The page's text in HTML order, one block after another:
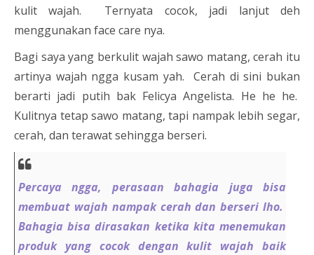
kulit wajah. Ternyata cocok, jadi lanjut deh
menggunakan face care nya.
Bagi saya yang berkulit wajah sawo matang, cerah itu
artinya wajah ngga kusam yah. Cerah di sini bukan
berarti jadi putih bak Felicya Angelista. He he he.
Kulitnya tetap sawo matang, tapi nampak lebih segar,
cerah, dan terawat sehingga berseri.
Percaya ngga, perasaan bahagia juga bisa
membuat wajah nampak cerah dan berseri lho.
Bahagia bisa dirasakan ketika kita menemukan
produk yang cocok dengan kulit wajah baik